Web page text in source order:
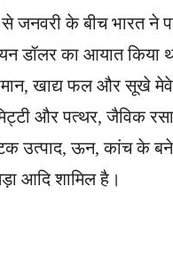
जनवरी के बीच भारत ने
डॉलर का आयात किया
खाद्य फल और सूखे
और पत्थर, जैविक
उत्पाद, ऊन, कांच के बने
आदि शामिल है।